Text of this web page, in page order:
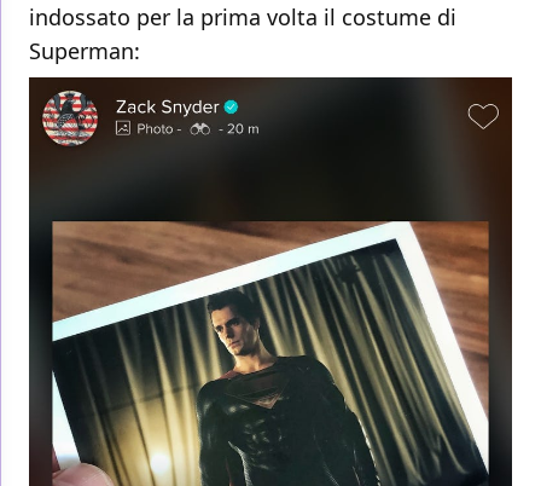
indossato per la prima volta il costume di
Superman: